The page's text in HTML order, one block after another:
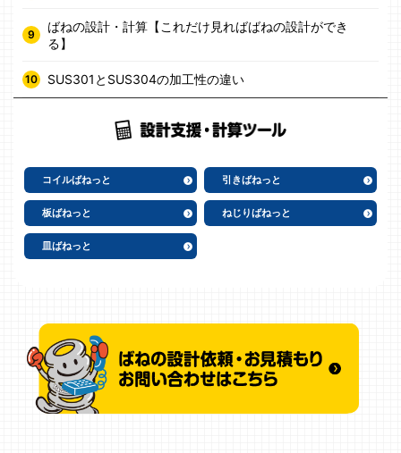
ばねの設計・計算【これだけ見ればばねの設計ができ
る】
SUS301とSUS304の加工性の違い
コイルばねっと 引きばねっと
板ばねっと ねじりばねっと
皿ばねっと